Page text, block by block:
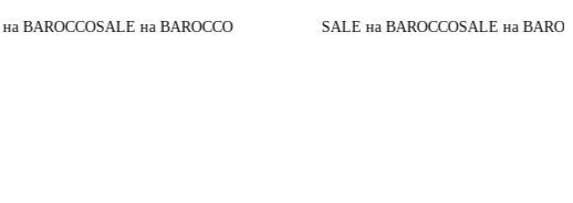
SALE на BAROCCO SALE на BAROCCOSALE на BAROCCOДо